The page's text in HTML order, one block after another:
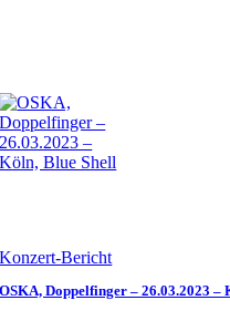
Konzert-Bericht
OSKA, Doppelfinger – 26.03.2023 –